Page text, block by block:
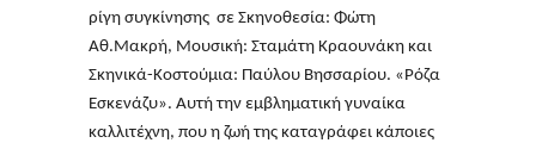
ρίγη συγκίνησης σε Σκηνοθεσία: Φώτη
Αθ.Μακρή, Μουσική: Σταμάτη Κραουνάκη και
Σκηνικά-Κοστούμια: Παύλου Βησσαρίου. «Ρόζα
Εσκενάζυ». Αυτή την εμβληματική γυναίκα
καλλιτέχνη, που η ζωή της καταγράφει κάποιες